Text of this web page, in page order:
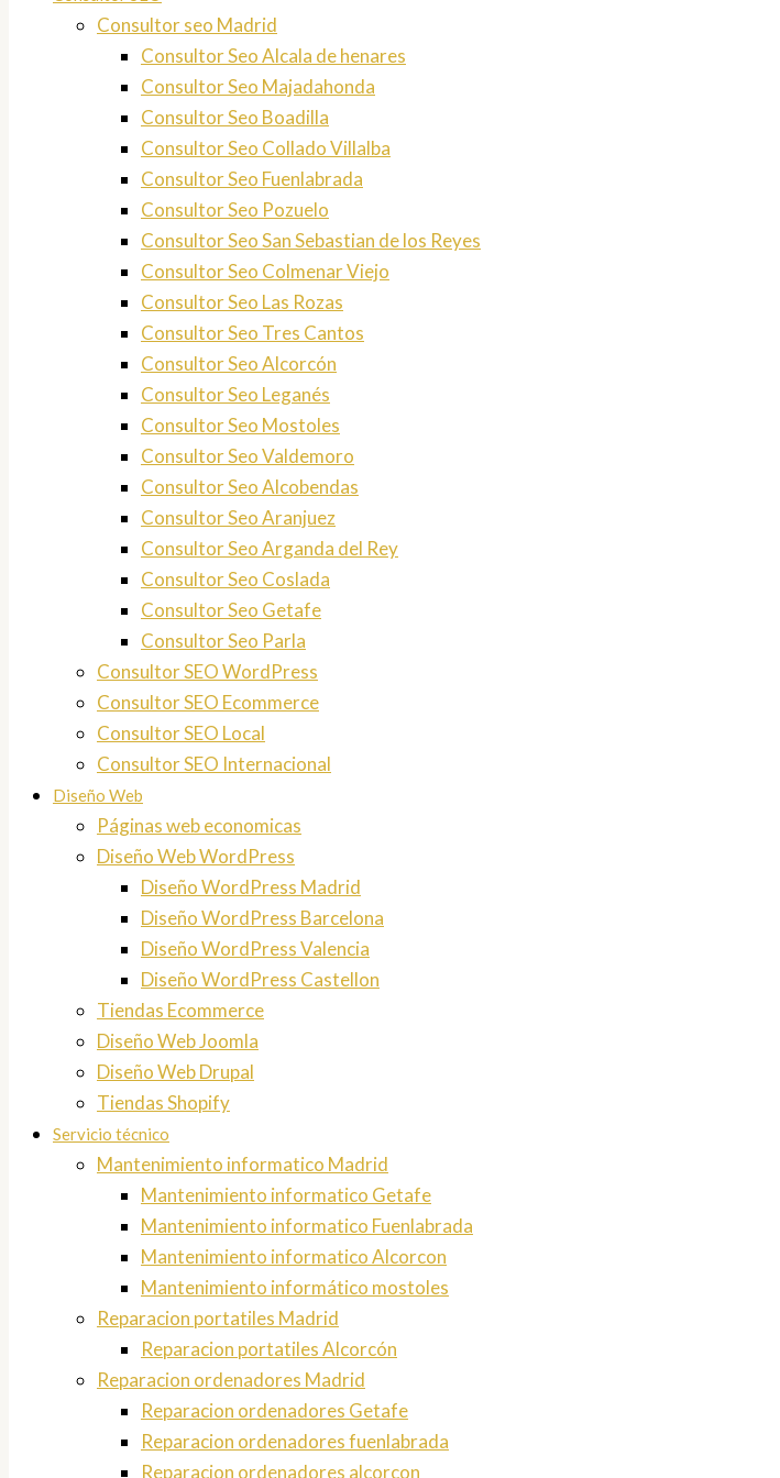
Consultor seo Madrid
Consultor Seo Alcala de henares
Consultor Seo Majadahonda
Consultor Seo Boadilla
Consultor Seo Collado Villalba
Consultor Seo Fuenlabrada
Consultor Seo Pozuelo
Consultor Seo San Sebastian de los Reyes
Consultor Seo Colmenar Viejo
Consultor Seo Las Rozas
Consultor Seo Tres Cantos
Consultor Seo Alcorcón
Consultor Seo Leganés
Consultor Seo Mostoles
Consultor Seo Valdemoro
Consultor Seo Alcobendas
Consultor Seo Aranjuez
Consultor Seo Arganda del Rey
Consultor Seo Coslada
Consultor Seo Getafe
Consultor Seo Parla
Consultor SEO WordPress
Consultor SEO Ecommerce
Consultor SEO Local
Consultor SEO Internacional
Diseño Web
Páginas web economicas
Diseño Web WordPress
Diseño WordPress Madrid
Diseño WordPress Barcelona
Diseño WordPress Valencia
Diseño WordPress Castellon
Tiendas Ecommerce
Diseño Web Joomla
Diseño Web Drupal
Tiendas Shopify
Servicio técnico
Mantenimiento informatico Madrid
Mantenimiento informatico Getafe
Mantenimiento informatico Fuenlabrada
Mantenimiento informatico Alcorcon
Mantenimiento informático mostoles
Reparacion portatiles Madrid
Reparacion portatiles Alcorcón
Reparacion ordenadores Madrid
Reparacion ordenadores Getafe
Reparacion ordenadores fuenlabrada
Reparacion ordenadores alcorcon